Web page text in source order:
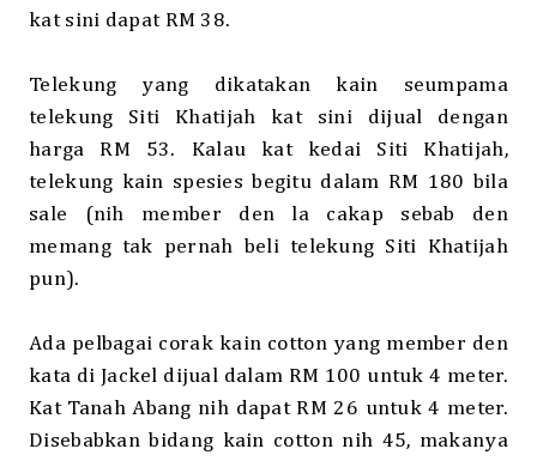
kat sini dapat RM 38.
Telekung yang dikatakan kain seumpama
telekung Siti Khatijah kat sini dijual dengan
harga RM 53. Kalau kat kedai Siti Khatijah,
telekung kain spesies begitu dalam RM 180 bila
sale (nih member den la cakap sebab den
memang tak pernah beli telekung Siti Khatijah
pun).
Ada pelbagai corak kain cotton yang member den
kata di Jackel dijual dalam RM 100 untuk 4 meter.
Kat Tanah Abang nih dapat RM 26 untuk 4 meter.
Disebabkan bidang kain cotton nih 45, makanya